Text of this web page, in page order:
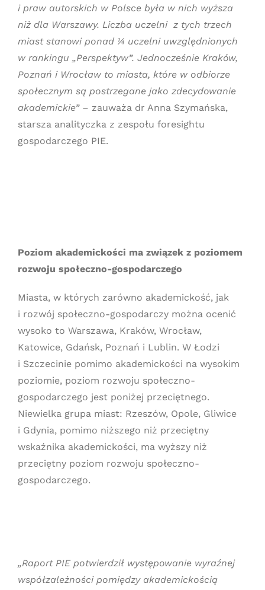
i praw autorskich w Polsce była w nich wyższa
niż dla Warszawy. Liczba uczelni z tych trzech
miast stanowi ponad ¼ uczelni uwzględnionych
w rankingu „Perspektyw”. Jednocześnie Kraków,
Poznań i Wrocław to miasta, które w odbiorze
społecznym są postrzegane jako zdecydowanie
akademickie” – zauważa dr Anna Szymańska,
starsza analityczka z zespołu foresightu
gospodarczego PIE.
Poziom akademickości ma związek z poziomem
rozwoju społeczno-gospodarczego
Miasta, w których zarówno akademickość, jak
i rozwój społeczno-gospodarczy można ocenić
wysoko to Warszawa, Kraków, Wrocław,
Katowice, Gdańsk, Poznań i Lublin. W Łodzi
i Szczecinie pomimo akademickości na wysokim
poziomie, poziom rozwoju społeczno-
gospodarczego jest poniżej przeciętnego.
Niewielka grupa miast: Rzeszów, Opole, Gliwice
i Gdynia, pomimo niższego niż przeciętny
wskaźnika akademickości, ma wyższy niż
przeciętny poziom rozwoju społeczno-
gospodarczego.
„Raport PIE potwierdził występowanie wyraźnej
współzależności pomiędzy akademickością